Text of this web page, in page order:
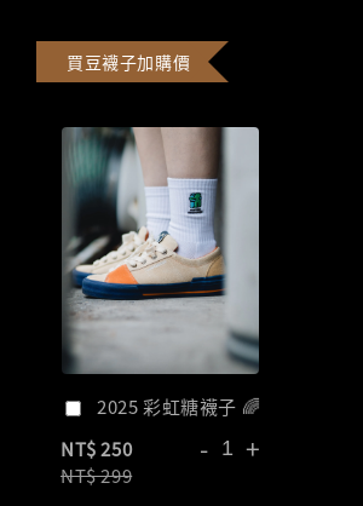
買豆襪子加購價
2025 彩虹糖襪子 🌈
NT$ 250
NT$ 299
- +